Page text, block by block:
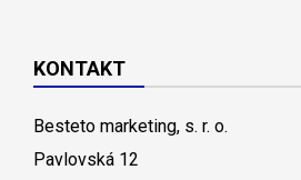
KONTAKT
Besteto marketing, s. r. o.
Pavlovská 12